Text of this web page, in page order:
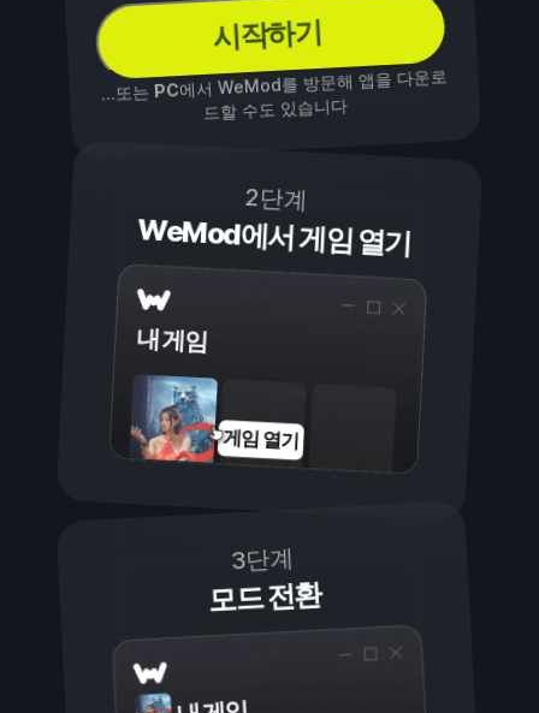
시작하기
...또는PC에서 WeMod를 방문해 앱을 다운로
드할 수도 있습니다
2단계
WeMod에서 게임 열기
내 게임
게임 열기
3단계
모드 전환